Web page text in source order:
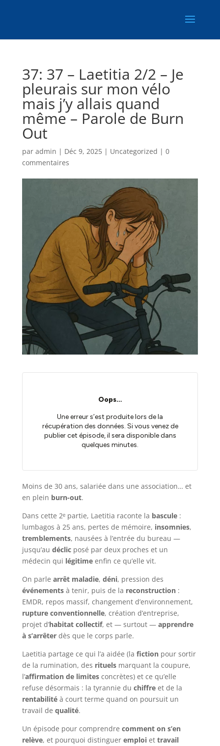
37: 37 – Laetitia 2/2 – Je
pleurais sur mon vélo
mais j’y allais quand
même – Parole de Burn
Out
par admin | Déc 9, 2025| Uncategorized | 0
commentaires
Moins de 30 ans, salariée dans une association… et
en plein burn-out.
Dans cette 2ᵉ partie, Laetitia raconte la bascule:
lumbagos à 25 ans, pertes de mémoire, insomnies,
tremblements, nausées à l’entrée du bureau —
jusqu’au déclicposé par deux proches et un
médecin qui légitimeenfin ce qu’elle vit.
On parle arrêt maladie, déni, pression des
événementsà tenir, puis de la reconstruction:
EMDR, repos massif, changement d’environnement,
rupture conventionnelle, création d’entreprise,
projet d’habitat collectif, et — surtout — apprendre
à s’arrêterdès que le corps parle.
Laetitia partage ce qui l’a aidée (la fictionpour sortir
de la rumination, des rituelsmarquant la coupure,
l’affirmation de limitesconcrètes) et ce qu’elle
refuse désormais : la tyrannie du chiffreet de la
rentabilitéà court terme quand on poursuit un
travail de qualité.
Un épisode pour comprendre comment on s’en
relève, et pourquoi distinguer emploiet travail